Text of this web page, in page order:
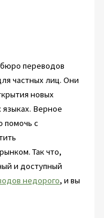
переводов
частных лиц. Они
новых
Верное
помочь с
Так что,
и доступный
недорого, и вы